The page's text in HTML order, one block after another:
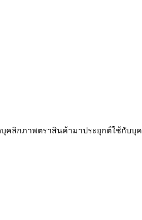
คลิกภาพตราสินค้ามาประยุกต์ใช้กับบุ